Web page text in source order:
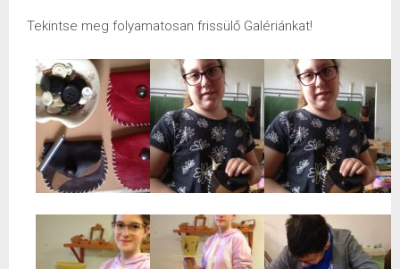
Tekintse meg folyamatosan frissülő Galériánkat!